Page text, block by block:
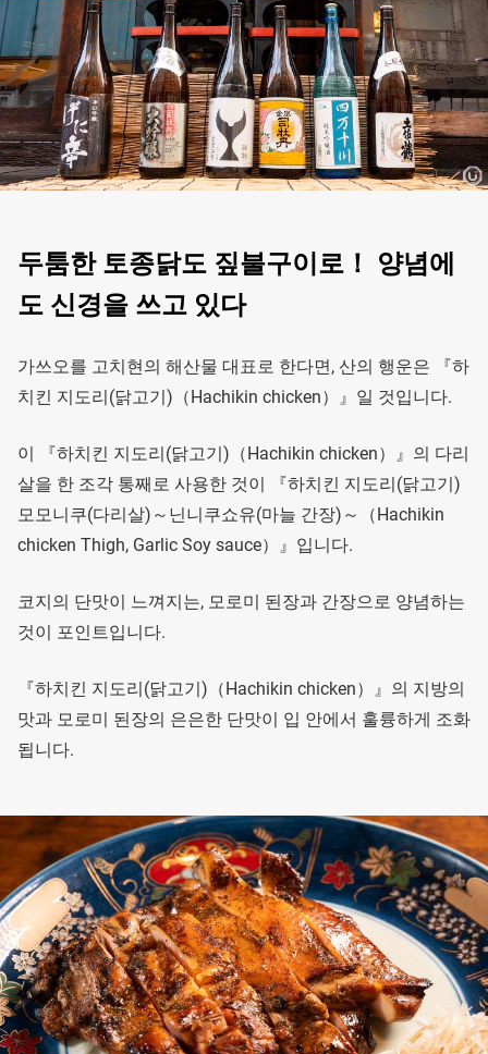
두툼한 토종닭도 짚불구이로！ 양념에
도 신경을 쓰고 있다
가쓰오를 고치현의 해산물 대표로 한다면, 산의 행운은 『하
치킨 지도리(닭고기)（Hachikin chicken）』일 것입니다.
이 『하치킨 지도리(닭고기)（Hachikin chicken）』의 다리
살을 한 조각 통째로 사용한 것이 『하치킨 지도리(닭고기)
모모니쿠(다리살)～닌니쿠쇼유(마늘 간장)～（Hachikin
chicken Thigh, Garlic Soy sauce）』입니다.
코지의 단맛이 느껴지는, 모로미 된장과 간장으로 양념하는
것이 포인트입니다.
『하치킨 지도리(닭고기)（Hachikin chicken）』의 지방의
맛과 모로미 된장의 은은한 단맛이 입 안에서 훌륭하게 조화
됩니다.